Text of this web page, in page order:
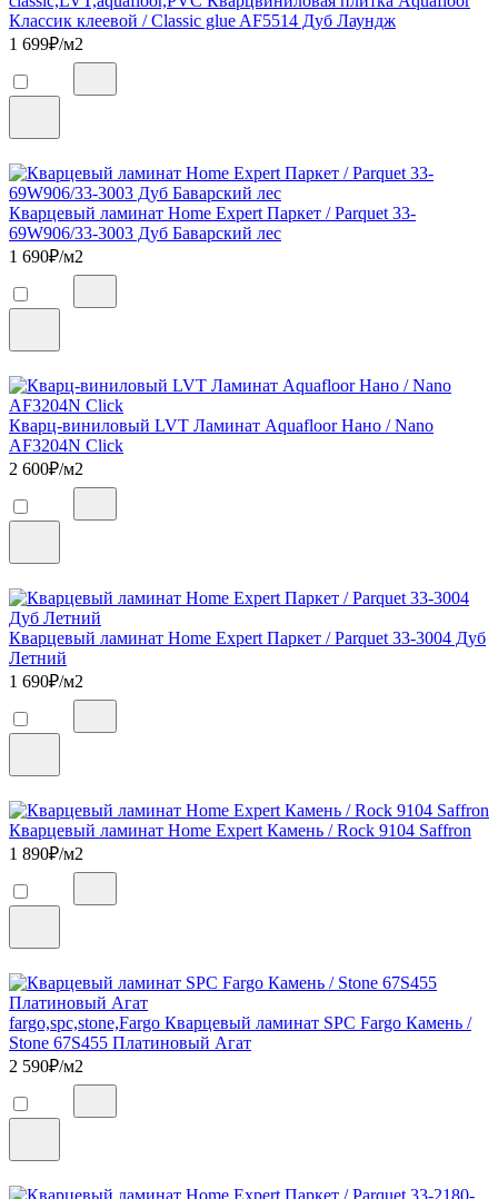
Классик клеевой / Classic glue AF5514 Дуб Лаундж
1 699₽/м2
Кварцевый ламинат Home Expert Паркет / Parquet 33-
69W906/33-3003 Дуб Баварский лес
1 690₽/м2
Кварц-виниловый LVT Ламинат Aquafloor Нано / Nano
AF3204N Click
2 600₽/м2
Кварцевый ламинат Home Expert Паркет / Parquet 33-3004 Дуб
Летний
1 690₽/м2
Кварцевый ламинат Home Expert Камень / Rock 9104 Saffron
1 890₽/м2
fargo,spc,stone,Fargo Кварцевый ламинат SPC Fargo Камень /
Stone 67S455 Платиновый Агат
2 590₽/м2